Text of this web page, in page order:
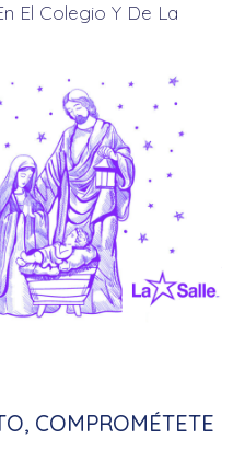
El Colegio Y De La
COMPROMÉTETE